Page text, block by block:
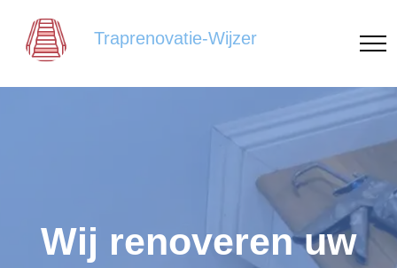
Traprenovatie-Wijzer
Wij renoveren uw